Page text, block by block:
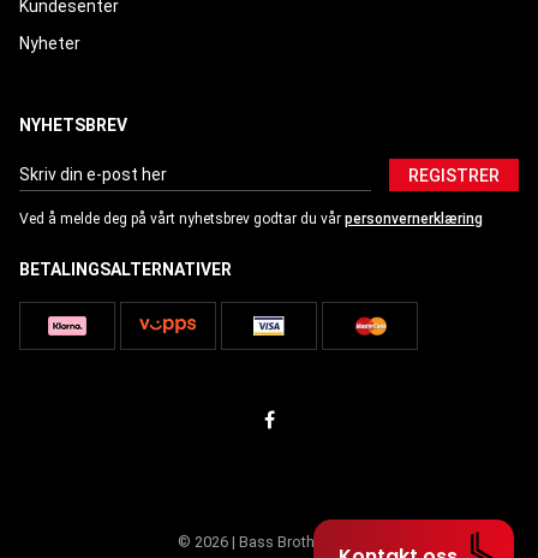
Kundesenter
Nyheter
NYHETSBREV
REGISTRER
Ved å melde deg på vårt nyhetsbrev godtar du vår personvernerklæring
BETALINGSALTERNATIVER
© 2026 | Bass Brothers AS